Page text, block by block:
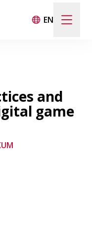
EN
našeptávače,
and
game